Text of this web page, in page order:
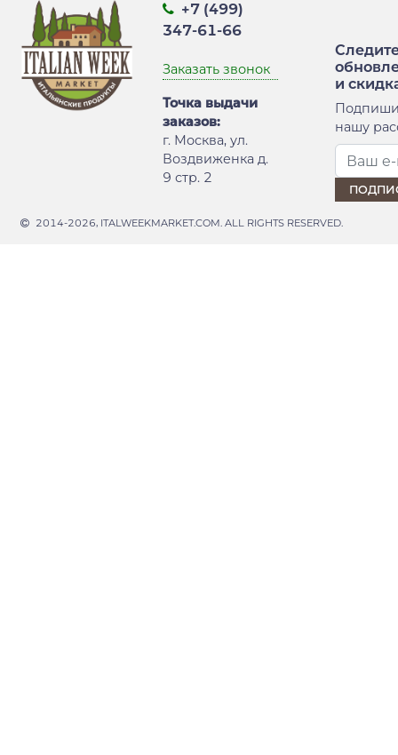
+7 (499)
347-61-66
Заказать звонок
Точка выдачи
заказов:
г. Москва, ул.
Воздвиженка д.
9 стр. 2
и
нашу
2014-2026, ITALWEEKMARKET.COM. ALL RIGHTS RESERVED.